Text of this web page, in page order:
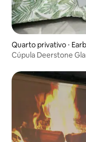
Quarto privativo ⋅
Cúpula Deerstone